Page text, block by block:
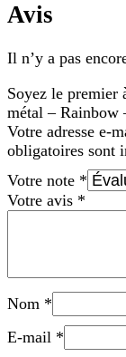
Avis
Il n’y a pas
Soyez le premier
métal – Rainbow
Votre adresse e-
obligatoires sont
Votre note *
Votre avis *
Nom *
E-mail *